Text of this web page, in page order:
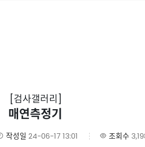
[검사갤러리]
매연측정기
작성일 24-06-17 13:01 조회수